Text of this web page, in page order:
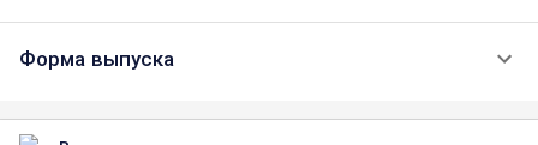
Форма выпуска